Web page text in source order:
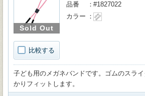
Sold Out
比較する
品番
#1827022
カラー
子ども用のメガネバンドです。ゴムのスラ
かりフィットします。